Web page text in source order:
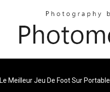
Le Meilleur Jeu De Foot Sur Portable